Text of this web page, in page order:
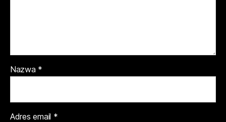
Nazwa *
Adres email *